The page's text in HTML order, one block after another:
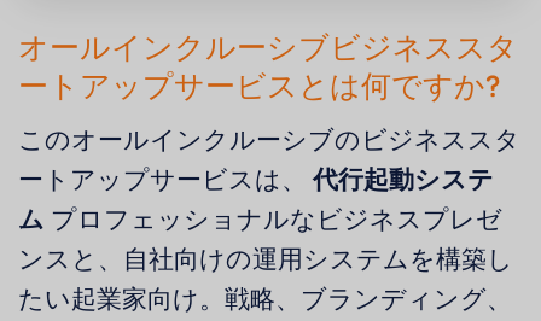
オールインクルーシブビジネススタ
ートアップサービスとは何ですか?
このオールインクルーシブのビジネススタ
ートアップサービスは、代行起動システ
ムプロフェッショナルなビジネスプレゼ
ンスと、自社向けの運用システムを構築し
たい起業家向け。戦略、ブランディング、